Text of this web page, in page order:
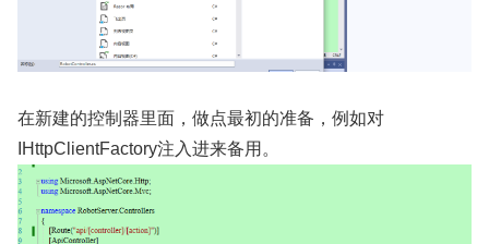
在新建的控制器里面，做点最初的准备，例如对
IHttpClientFactory注入进来备用。